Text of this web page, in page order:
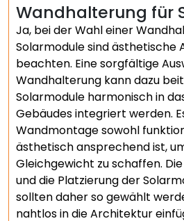
Wandhalterung für
Ja, bei der Wahl einer
Solarmodule sind ästhetische
beachten. Eine sorgfältige
Wandhalterung kann dazu
Solarmodule harmonisch in
Gebäudes integriert werden.
Wandmontage sowohl
ästhetisch ansprechend ist,
Gleichgewicht zu schaffen.
und die Platzierung der
sollten daher so gewählt
nahtlos in die Architektur